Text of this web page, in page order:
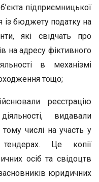
підприємницької
із бюджету податку на
які свідчать про
на адресу фіктивного
в механізмі
тощо;
реєстрацію
видавали
тому числі на участь у
тендерах. Це копії
осіб та свідоцтв
юридичних